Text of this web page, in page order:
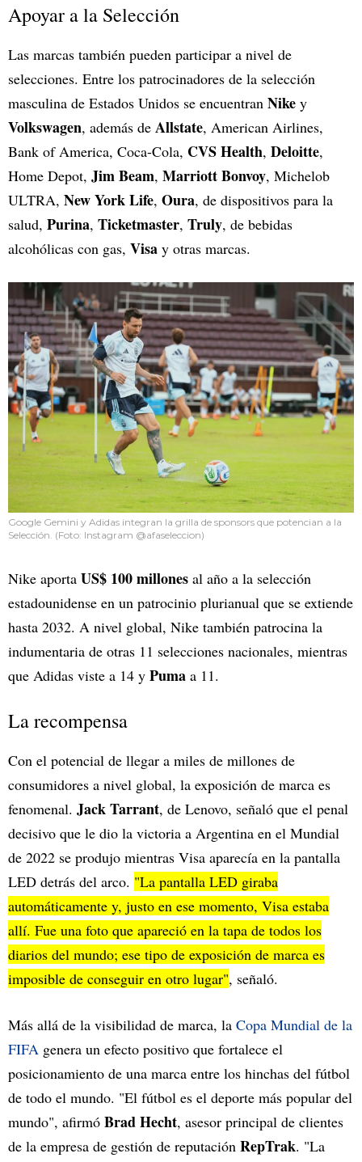
Apoyar a la Selección
Las marcas también pueden participar a nivel de
selecciones. Entre los patrocinadores de la selección
masculina de Estados Unidos se encuentran Nike y
Volkswagen, además de Allstate, American Airlines,
Bank of America, Coca-Cola, CVS Health, Deloitte,
Home Depot, Jim Beam, Marriott Bonvoy, Michelob
ULTRA, New York Life, Oura, de dispositivos para la
salud, Purina, Ticketmaster, Truly, de bebidas
alcohólicas con gas, Visa y otras marcas.
Google Gemini y Adidas integran la grilla de sponsors que potencian a la
Selección. (Foto: Instagram @afaseleccion)
Nike aporta US$ 100 millones al año a la selección
estadounidense en un patrocinio plurianual que se extiende
hasta 2032. A nivel global, Nike también patrocina la
indumentaria de otras 11 selecciones nacionales, mientras
que Adidas viste a 14 y Puma a 11.
La recompensa
Con el potencial de llegar a miles de millones de
consumidores a nivel global, la exposición de marca es
fenomenal. Jack Tarrant, de Lenovo, señaló que el penal
decisivo que le dio la victoria a Argentina en el Mundial
de 2022 se produjo mientras Visa aparecía en la pantalla
LED detrás del arco. "La pantalla LED giraba
automáticamente y, justo en ese momento, Visa estaba
allí. Fue una foto que apareció en la tapa de todos los
diarios del mundo; ese tipo de exposición de marca es
imposible de conseguir en otro lugar", señaló.
Más allá de la visibilidad de marca, la Copa Mundial de la
FIFA genera un efecto positivo que fortalece el
posicionamiento de una marca entre los hinchas del fútbol
de todo el mundo. "El fútbol es el deporte más popular del
mundo", afirmó Brad Hecht, asesor principal de clientes
de la empresa de gestión de reputación RepTrak. "La